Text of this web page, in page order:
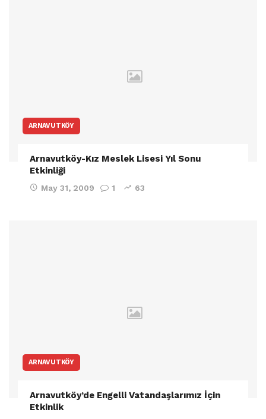
ARNAVUTKÖY
Arnavutköy-Kız Meslek Lisesi Yıl Sonu
Etkinliği
May 31, 2009 1 63
ARNAVUTKÖY
Arnavutköy’de Engelli Vatandaşlarımız İçin
Etkinlik